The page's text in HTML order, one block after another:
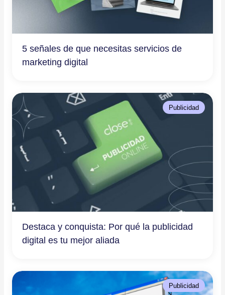
5 señales de que necesitas servicios de
marketing digital
Publicidad
Destaca y conquista: Por qué la publicidad
digital es tu mejor aliada
Publicidad